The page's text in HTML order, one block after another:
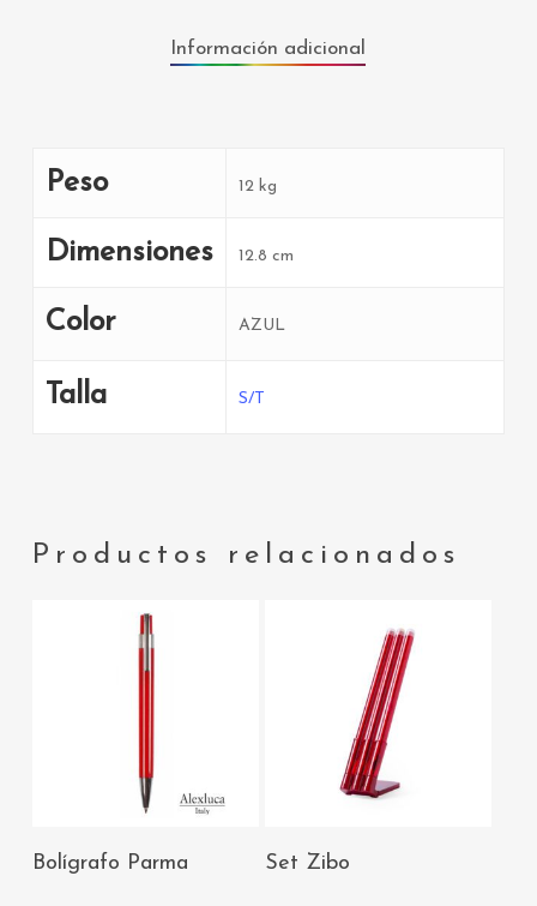
Información adicional
Peso 12 kg
Dimensiones 12.8 cm
Color AZUL
Talla S/T
Productos relacionados
AÑADIR AL
Bolígrafo Parma
AÑADIR AL
Set Zibo